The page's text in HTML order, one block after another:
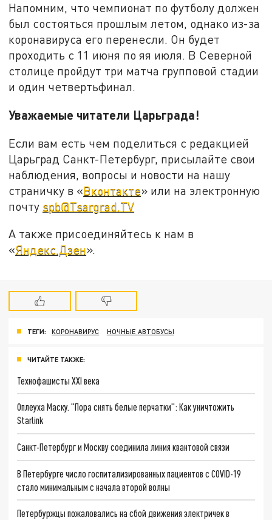
Напомним, что чемпионат по футболу должен
был состояться прошлым летом, однако из-за
коронавируса его перенесли. Он будет
проходить с 11 июня по яя июля. В Северной
столице пройдут три матча групповой стадии
и один четвертьфинал.
Уважаемые читатели Царьграда!
Если вам есть чем поделиться с редакцией
Царьград Санкт-Петербург, присылайте свои
наблюдения, вопросы и новости на нашу
страничку в «Вконтакте» или на электронную
почту spb@Tsargrad.TV
А также присоединяйтесь к нам в
«Яндекс.Дзен».
ТЕГИ: КОРОНАВИРУС НОЧНЫЕ АВТОБУСЫ
ЧИТАЙТЕ ТАКЖЕ:
Технофашисты XXI века
Оплеуха Маску. "Пора снять белые перчатки": Как уничтожить
Starlink
Санкт-Петербург и Москву соединила линия квантовой связи
В Петербурге число госпитализированных пациентов с COVID-19
стало минимальным с начала второй волны
Петербуржцы пожаловались на сбой движения электричек в